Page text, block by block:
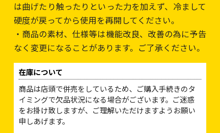
は曲げたり触ったりといった力を加えず、冷まして
硬度が戻ってから使用を再開してください。
・商品の素材、仕様等は機能改良、改善の為に予告
なく変更になることがあります。ご了承ください。
在庫について
商品は店頭で併売をしているため、ご購入手続きのタ
イミングで欠品状況になる場合がございます。ご迷惑
をお掛け致しますが、ご理解いただけますようお願い
申しあげます。